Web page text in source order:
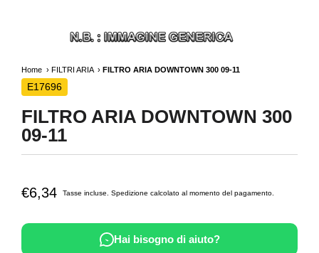
Home FILTRI ARIA FILTRO ARIA DOWNTOWN 300 09-11
E17696
FILTRO ARIA DOWNTOWN 300
09-11
€6,34 Tasse incluse. Spedizione calcolato al momento del pagamento.
Hai bisogno di aiuto?